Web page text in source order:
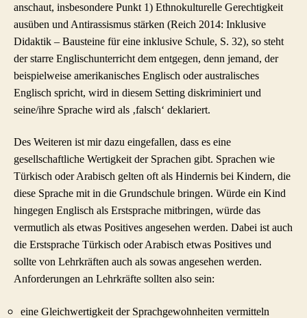
anschaut, insbesondere Punkt 1) Ethnokulturelle Gerechtigkeit
ausüben und Antirassismus stärken (Reich 2014: Inklusive
Didaktik – Bausteine für eine inklusive Schule, S. 32), so steht
der starre Englischunterricht dem entgegen, denn jemand, der
beispielweise amerikanisches Englisch oder australisches
Englisch spricht, wird in diesem Setting diskriminiert und
seine/ihre Sprache wird als ‚falsch‘ deklariert.
Des Weiteren ist mir dazu eingefallen, dass es eine
gesellschaftliche Wertigkeit der Sprachen gibt. Sprachen wie
Türkisch oder Arabisch gelten oft als Hindernis bei Kindern, die
diese Sprache mit in die Grundschule bringen. Würde ein Kind
hingegen Englisch als Erstsprache mitbringen, würde das
vermutlich als etwas Positives angesehen werden. Dabei ist auch
die Erstsprache Türkisch oder Arabisch etwas Positives und
sollte von Lehrkräften auch als sowas angesehen werden.
Anforderungen an Lehrkräfte sollten also sein:
eine Gleichwertigkeit der Sprachgewohnheiten vermitteln